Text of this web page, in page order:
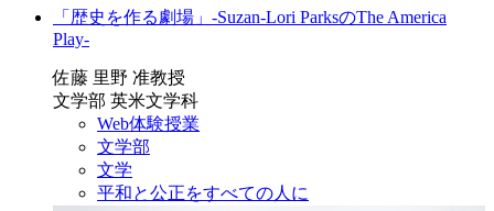
「歴史を作る劇場」-Suzan-Lori ParksのThe America
Play-
佐藤 里野 准教授
文学部 英米文学科
Web体験授業
文学部
文学
平和と公正をすべての人に